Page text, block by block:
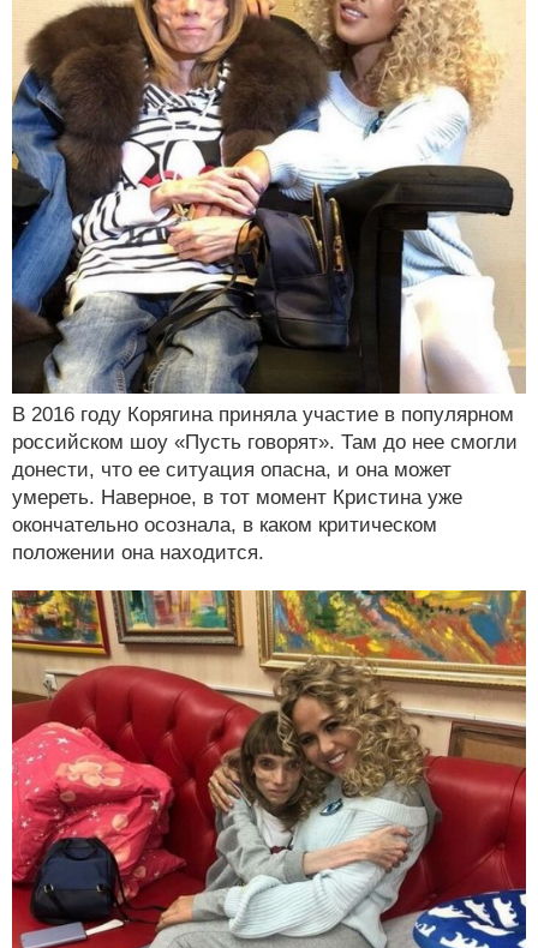
В 2016 году Корягина приняла участие в популярном
российском шоу «Пусть говорят». Там до нее смогли
донести, что ее ситуация опасна, и она может
умереть. Наверное, в тот момент Кристина уже
окончательно осознала, в каком критическом
положении она находится.